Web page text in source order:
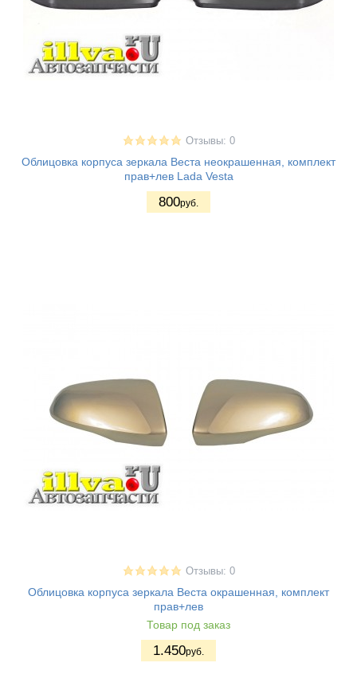
Отзывы: 0
Облицовка корпуса зеркала Веста неокрашенная, комплект
прав+лев Lada Vesta
800руб.
Отзывы: 0
Облицовка корпуса зеркала Веста окрашенная, комплект
прав+лев
Товар под заказ
1.450руб.